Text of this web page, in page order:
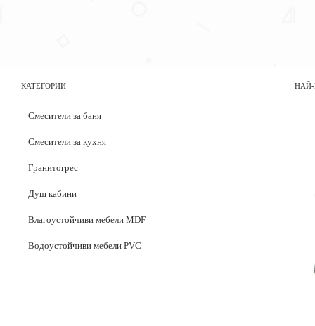
КАТЕГОРИИ
Смесители за баня
Смесители за кухня
Гранитогрес
Душ кабини
Влагоустойчиви мебели MDF
Водоустойчиви мебели PVC